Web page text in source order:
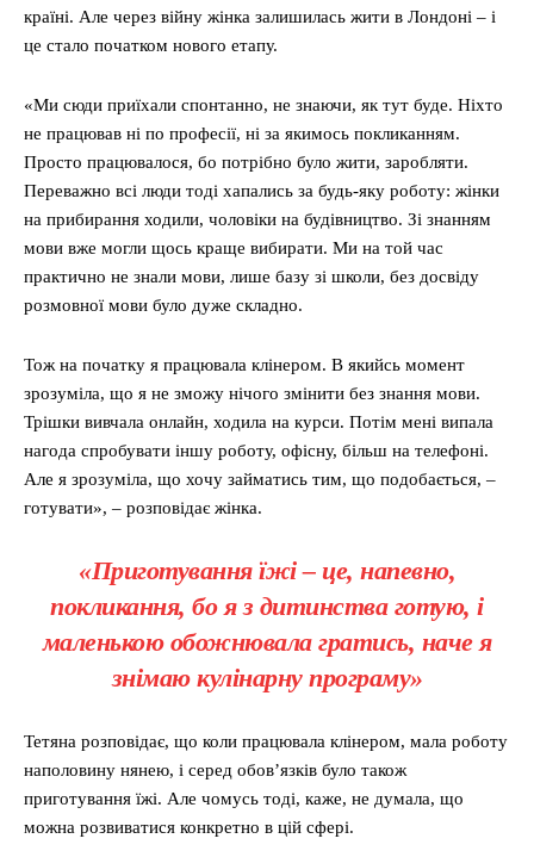
країні. Але через війну жінка залишилась жити в Лондоні – і
це стало початком нового етапу.
«Ми сюди приїхали спонтанно, не знаючи, як тут буде. Ніхто
не працював ні по професії, ні за якимось покликанням.
Просто працювалося, бо потрібно було жити, заробляти.
Переважно всі люди тоді хапались за будь-яку роботу: жінки
на прибирання ходили, чоловіки на будівництво. Зі знанням
мови вже могли щось краще вибирати. Ми на той час
практично не знали мови, лише базу зі школи, без досвіду
розмовної мови було дуже складно.
Тож на початку я працювала клінером. В якийсь момент
зрозуміла, що я не зможу нічого змінити без знання мови.
Трішки вивчала онлайн, ходила на курси. Потім мені випала
нагода спробувати іншу роботу, офісну, більш на телефоні.
Але я зрозуміла, що хочу займатись тим, що подобається, –
готувати», – розповідає жінка.
«Приготування їжі – це, напевно,
покликання, бо я з дитинства готую, і
маленькою обожнювала гратись, наче я
знімаю кулінарну програму»
Тетяна розповідає, що коли працювала клінером, мала роботу
наполовину нянею, і серед обов’язків було також
приготування їжі. Але чомусь тоді, каже, не думала, що
можна розвиватися конкретно в цій сфері.